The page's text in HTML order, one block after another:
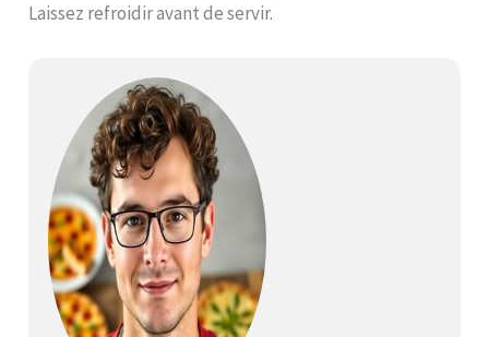
Laissez refroidir avant de servir.